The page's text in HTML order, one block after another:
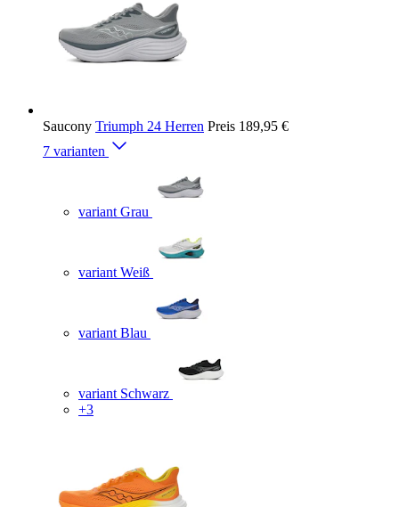
Saucony Triumph 24 Herren Preis 189,95 €
7 varianten
variant Grau
variant Weiß
variant Blau
variant Schwarz
+3